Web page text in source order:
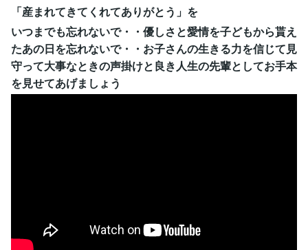
「産まれてきてくれてありがとう」を
いつまでも忘れないで・・優しさと愛情を子どもから貰え
たあの日を忘れないで・・お子さんの生きる力を信じて見
守って大事なときの声掛けと良き人生の先輩としてお手本
を見せてあげましょう